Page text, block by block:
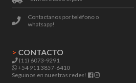
Contactanos por teléfono o
whatsapp!
> CONTACTO
(11) 6073-9291
+54 911 3857-6410
Seguinos en nuestras redes!